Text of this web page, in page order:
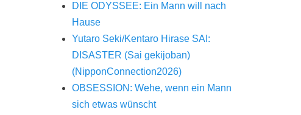
DIE ODYSSEE: Ein Mann will nach
Hause
Yutaro Seki/Kentaro Hirase SAI:
DISASTER (Sai gekijoban)
(NipponConnection2026)
OBSESSION: Wehe, wenn ein Mann
sich etwas wünscht